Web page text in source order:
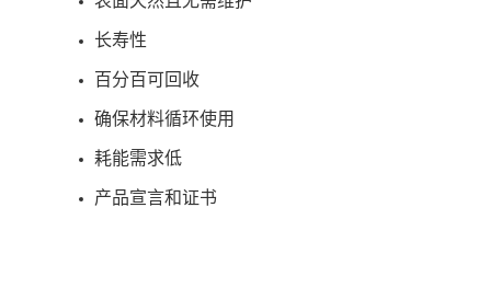
长寿性
百分百可回收
确保材料循环使用
耗能需求低
产品宣言和证书